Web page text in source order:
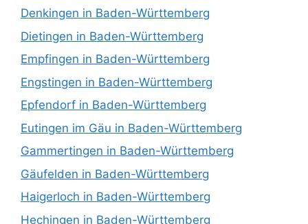
Denkingen in Baden-Württemberg
Dietingen in Baden-Württemberg
Empfingen in Baden-Württemberg
Engstingen in Baden-Württemberg
Epfendorf in Baden-Württemberg
Eutingen im Gäu in Baden-Württemberg
Gammertingen in Baden-Württemberg
Gäufelden in Baden-Württemberg
Haigerloch in Baden-Württemberg
Hechingen in Baden-Württemberg